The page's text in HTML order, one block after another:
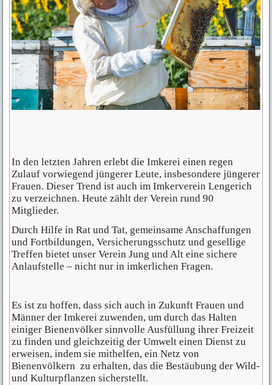
In den letzten Jahren erlebt die Imkerei einen regen
Zulauf vorwiegend jüngerer Leute, insbesondere jüngerer
Frauen. Dieser Trend ist auch im Imkerverein Lengerich
zu verzeichnen. Heute zählt der Verein rund 90
Mitglieder.
Durch Hilfe in Rat und Tat, gemeinsame Anschaffungen
und Fortbildungen, Versicherungsschutz und gesellige
Treffen bietet unser Verein Jung und Alt eine sichere
Anlaufstelle – nicht nur in imkerlichen Fragen.
Es ist zu hoffen, dass sich auch in Zukunft Frauen und
Männer der Imkerei zuwenden, um durch das Halten
einiger Bienenvölker sinnvolle Ausfüllung ihrer Freizeit
zu finden und gleichzeitig der Umwelt einen Dienst zu
erweisen, indem sie mithelfen, ein Netz von
Bienenvölkern zu erhalten, das die Bestäubung der Wild-
und Kulturpflanzen sicherstellt.